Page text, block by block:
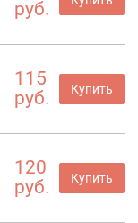
руб.
115
руб.
Купить
120
руб.
Купить